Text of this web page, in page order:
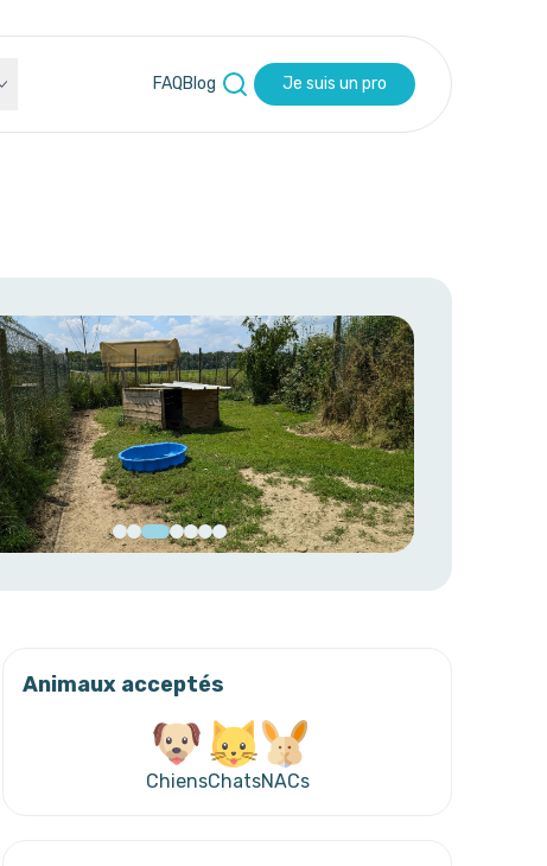
FAQBlog Je suis un pro
Animaux acceptés
ChiensChatsNACs